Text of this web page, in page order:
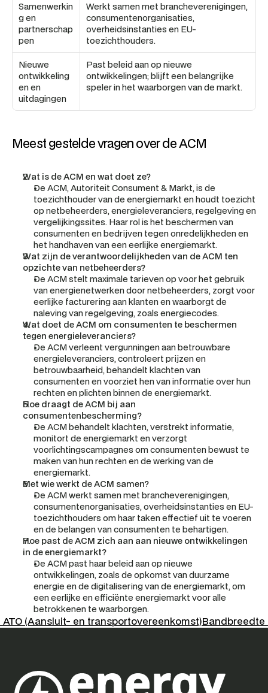
Samenwerkin
g en
partnerschap
pen
Werkt samen met brancheverenigingen,
consumentenorganisaties,
overheidsinstanties en EU-
toezichthouders.
Nieuwe
ontwikkeling
en en
uitdagingen
Past beleid aan op nieuwe
ontwikkelingen; blijft een belangrijke
speler in het waarborgen van de markt.
Meest gestelde vragen over de ACM
Wat is de ACM en wat doet ze?
De ACM, Autoriteit Consument & Markt, is de
toezichthouder van de energiemarkt en houdt toezicht
op netbeheerders, energieleveranciers, regelgeving en
vergelijkingssites. Haar rol is het beschermen van
consumenten en bedrijven tegen onredelijkheden en
het handhaven van een eerlijke energiemarkt.
Wat zijn de verantwoordelijkheden van de ACM ten
opzichte van netbeheerders?
De ACM stelt maximale tarieven op voor het gebruik
van energienetwerken door netbeheerders, zorgt voor
eerlijke facturering aan klanten en waarborgt de
naleving van regelgeving, zoals energiecodes.
Wat doet de ACM om consumenten te beschermen
tegen energieleveranciers?
De ACM verleent vergunningen aan betrouwbare
energieleveranciers, controleert prijzen en
betrouwbaarheid, behandelt klachten van
consumenten en voorziet hen van informatie over hun
rechten en plichten binnen de energiemarkt.
Hoe draagt de ACM bij aan
consumentenbescherming?
De ACM behandelt klachten, verstrekt informatie,
monitort de energiemarkt en verzorgt
voorlichtingscampagnes om consumenten bewust te
maken van hun rechten en de werking van de
energiemarkt.
Met wie werkt de ACM samen?
De ACM werkt samen met brancheverenigingen,
consumentenorganisaties, overheidsinstanties en EU-
toezichthouders om haar taken effectief uit te voeren
en de belangen van consumenten te behartigen.
Hoe past de ACM zich aan aan nieuwe ontwikkelingen
in de energiemarkt?
De ACM past haar beleid aan op nieuwe
ontwikkelingen, zoals de opkomst van duurzame
energie en de digitalisering van de energiemarkt, om
een eerlijke en efficiënte energiemarkt voor alle
betrokkenen te waarborgen.
ATO (Aansluit- en transportovereenkomst)Bandbreedte